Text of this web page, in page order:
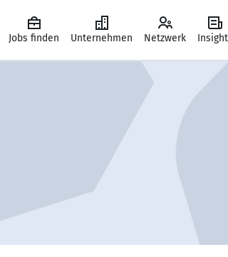
Jobs finden Unternehmen Netzwerk